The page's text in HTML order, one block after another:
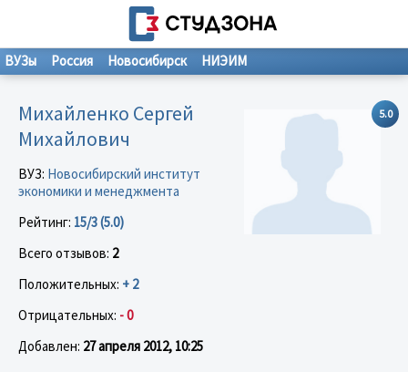
ВУЗы Россия Новосибирск НИЭИМ
5.0
Михайленко Сергей
Михайлович
ВУЗ: Новосибирский институт
экономики и менеджмента
Рейтинг: 15/3 (5.0)
Всего отзывов: 2
Положительных: + 2
Отрицательных: - 0
Добавлен: 27 апреля 2012, 10:25